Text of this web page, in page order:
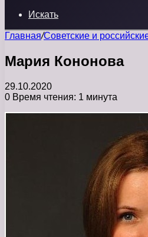
Искать
Главная/Советские и
Мария Кононова
29.10.2020
0 Время чтения: 1 минута